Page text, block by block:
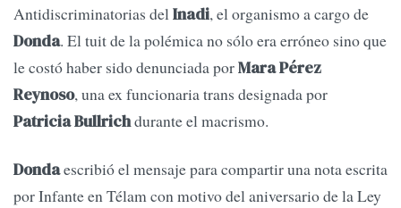
Antidiscriminatorias delInadi, el organismo a cargo de
Donda. El tuit de la polémica no sólo era erróneo sino que
le costó haber sido denunciada porMara Pérez
Reynoso, una ex funcionaria trans designada por
Patricia Bullrichdurante el macrismo.
Dondaescribió el mensaje para compartir una nota escrita
por Infante en Télam con motivo del aniversario de la Ley